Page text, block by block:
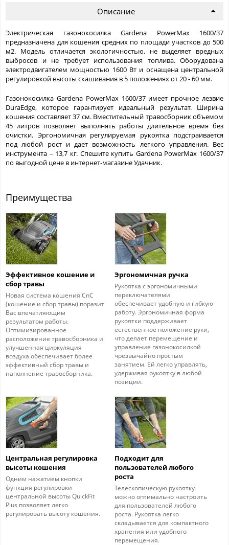
Описание
Электрическая газонокосилка Gardena PowerMax 1600/37
предназначена для кошения средних по площади участков до 500
м2. Модель отличается экологичностью, не выделяет вредных
выбросов и не требует использования топлива. Оборудована
электродвигателем мощностью 1600 Вт и оснащена центральной
регулировкой высоты скашивания в 5 положениях от 20 - 60 мм.
Газонокосилка Gardena PowerMax 1600/37 имеет прочное лезвие
DuraEdge, которое гарантирует идеальный результат. Ширина
кошения составляет 37 см. Вместительный травосборник объемом
45 литров позволяет выполнять работы длительное время без
очистки. Эргономичная регулируемая рукоятка подстраивается
под любой рост и дает возможность легкого управления. Вес
инструмента – 13,7 кг. Спешите купить Gardena PowerMax 1600/37
по выгодной цене в интернет-магазине Удачник.
Преимущества
Эффективное кошение и
сбор травы
Новая система кошения CnC
(кошение и сбор травы) поразит
Вас впечатляющим
результатом работы.
Оптимизированное
расположение травосборника и
улучшенная циркуляция
воздуха обеспечивает более
эффективный сбор травы и
наполнение травосборника.
Эргономичная ручка
Рукоятка с эргономичными
переключателями
обеспечивает удобную и гибкую
работу. Эргономичная форма
рукоятки поддерживает
естественное положение руки,
что делает перемещение и
управление газонокосилкой
чрезвычайно простым
занятием. Ей легко управлять,
удерживая рукоятку в любой
позиции.
Центральная регулировка
высоты кошения
Одним нажатием кнопки
функция регулировки
центральной высоты QuickFit
Plus позволяет легко
регулировать высоту кошения.
Подходит для
пользователей любого
роста
Телескопическую рукоятку
можно оптимально настроить
для пользователей любого
роста. Рукоятка легко
складывается для компактного
хранения или удобного
перемещения.